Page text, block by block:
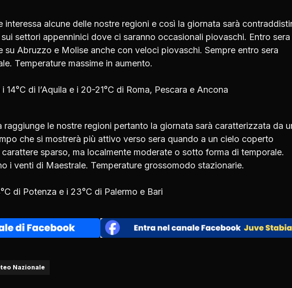
interessa alcune delle nostre regioni e così la giornata sarà
settori appenninici dove ci saranno occasionali piovaschi. Entro sera
su Abruzzo e Molise anche con veloci piovaschi. Sempre entro sera
Temperature massime in aumento.
14°C di l’Aquila e i 20-21°C di Roma, Pescara e Ancona
raggiunge le nostre regioni pertanto la giornata sarà caratterizzata da
che si mostrerà più attivo verso sera quando a un cielo coperto
sparso, ma localmente moderate o sotto forma di temporale.
i venti di Maestrale. Temperature grossomodo stazionarie.
di Potenza e i 23°C di Palermo e Bari
Nazionale